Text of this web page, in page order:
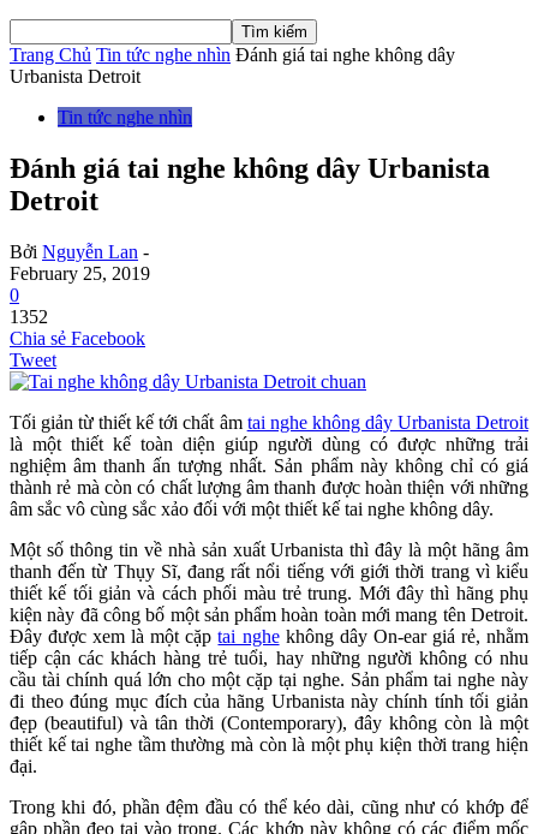
Trang Chủ Tin tức nghe nhìn Đánh giá tai nghe không dây
Urbanista Detroit
Tin tức nghe nhìn
Đánh giá tai nghe không dây Urbanista
Detroit
Bởi Nguyễn Lan -
February 25, 2019
0
1352
Chia sẻ Facebook
Tweet
Tối giản từ thiết kế tới chất âm tai nghe không dây Urbanista Detroit
là một thiết kế toàn diện giúp người dùng có được những trải
nghiệm âm thanh ấn tượng nhất. Sản phẩm này không chỉ có giá
thành rẻ mà còn có chất lượng âm thanh được hoàn thiện với những
âm sắc vô cùng sắc xảo đối với một thiết kế tai nghe không dây.
Một số thông tin về nhà sản xuất Urbanista thì đây là một hãng âm
thanh đến từ Thụy Sĩ, đang rất nổi tiếng với giới thời trang vì kiểu
thiết kế tối giản và cách phối màu trẻ trung. Mới đây thì hãng phụ
kiện này đã công bố một sản phẩm hoàn toàn mới mang tên Detroit.
Đây được xem là một cặptai nghekhông dây On-ear giá rẻ, nhằm
tiếp cận các khách hàng trẻ tuổi, hay những người không có nhu
cầu tài chính quá lớn cho một cặp tại nghe. Sản phẩm tai nghe này
đi theo đúng mục đích của hãng Urbanista này chính tính tối giản
đẹp (beautiful) và tân thời (Contemporary), đây không còn là một
thiết kế tai nghe tầm thường mà còn là một phụ kiện thời trang hiện
đại.
Trong khi đó, phần đệm đầu có thể kéo dài, cũng như có khớp để
gập phần đeo tai vào trong. Các khớp này không có các điểm mốc